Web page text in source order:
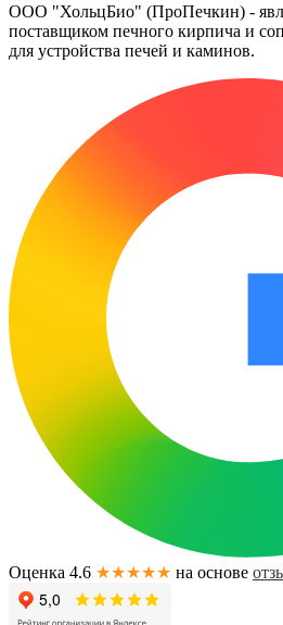
ООО "ХольцБио" (ПроПечкин) -
поставщиком печного кирпича и
для устройства печей и каминов.
Оценка 4.6 ★★★★★ на основе